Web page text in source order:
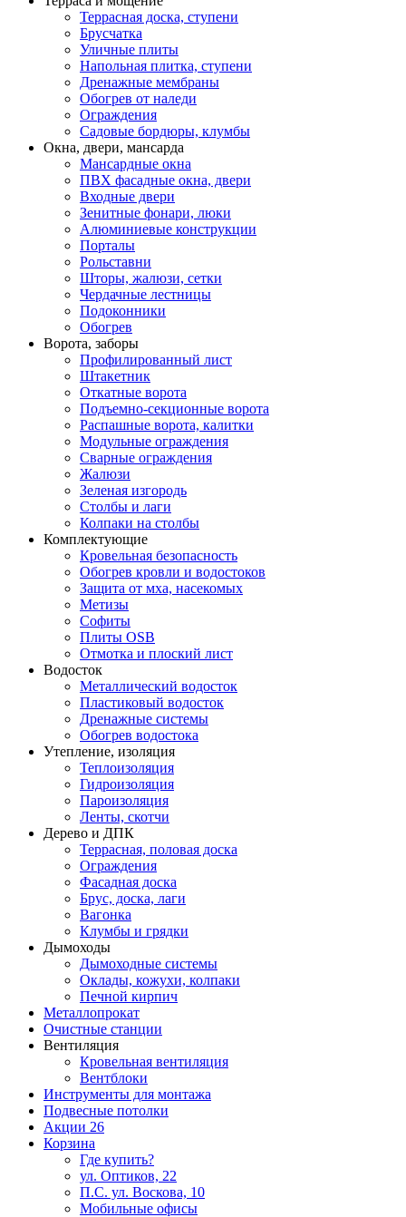
Террасная доска, ступени
Брусчатка
Уличные плиты
Напольная плитка, ступени
Дренажные мембраны
Обогрев от наледи
Ограждения
Садовые бордюры, клумбы
Окна, двери, мансарда
Мансардные окна
ПВХ фасадные окна, двери
Входные двери
Зенитные фонари, люки
Алюминиевые конструкции
Порталы
Рольставни
Шторы, жалюзи, сетки
Чердачные лестницы
Подоконники
Обогрев
Ворота, заборы
Профилированный лист
Штакетник
Откатные ворота
Подъемно-секционные ворота
Распашные ворота, калитки
Модульные ограждения
Сварные ограждения
Жалюзи
Зеленая изгородь
Столбы и лаги
Колпаки на столбы
Комплектующие
Кровельная безопасность
Обогрев кровли и водостоков
Защита от мха, насекомых
Метизы
Софиты
Плиты OSB
Отмотка и плоский лист
Водосток
Металлический водосток
Пластиковый водосток
Дренажные системы
Обогрев водостока
Утепление, изоляция
Теплоизоляция
Гидроизоляция
Пароизоляция
Ленты, скотчи
Дерево и ДПК
Террасная, половая доска
Ограждения
Фасадная доска
Брус, доска, лаги
Вагонка
Клумбы и грядки
Дымоходы
Дымоходные системы
Оклады, кожухи, колпаки
Печной кирпич
Металлопрокат
Очистные станции
Вентиляция
Кровельная вентиляция
Вентблоки
Инструменты для монтажа
Подвесные потолки
Акции 26
Корзина
Где купить?
ул. Оптиков, 22
П.С. ул. Воскова, 10
Мобильные офисы